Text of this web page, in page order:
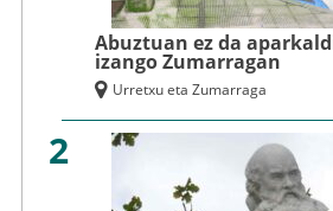
Abuztuan ez da
izango Zumarragan
Urretxu eta Zumarraga
2